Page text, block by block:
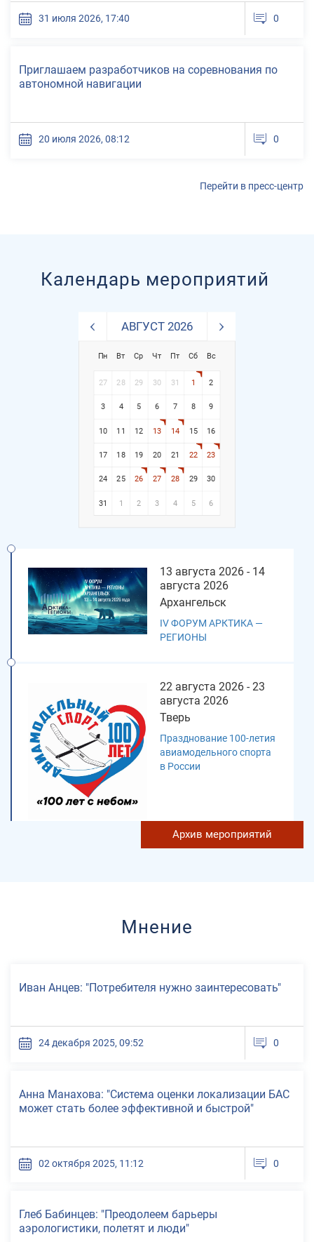
31 июля 2026, 17:40 0
Приглашаем разработчиков на соревнования по
автономной навигации
20 июля 2026, 08:12 0
Перейти в пресс-центр
Календарь мероприятий
АВГУСТ 2026
Пн Вт Ср Чт Пт Сб Вс
27 28 29 30 31 1 2
3 4 5 6 7 8 9
10 11 12 13 14 15 16
17 18 19 20 21 22 23
24 25 26 27 28 29 30
31 1 2 3 4 5 6
13 августа 2026 - 14
августа 2026
Архангельск
IV ФОРУМ АРКТИКА —
РЕГИОНЫ
22 августа 2026 - 23
августа 2026
Тверь
Празднование 100-летия
авиамодельного спорта
в России
форум технологического
Москва
Стратегический форум
Архив мероприятий
Мнение
Иван Анцев: "Потребителя нужно заинтересовать"
24 декабря 2025, 09:52 0
Анна Манахова: "Система оценки локализации БАС
может стать более эффективной и быстрой"
02 октября 2025, 11:12 0
Глеб Бабинцев: "Преодолеем барьеры
аэрологистики, полетят и люди"